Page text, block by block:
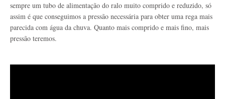
sempre um tubo de alimentação do ralo muito comprido e reduzido, só
assim é que conseguimos a pressão necessária para obter uma rega mais
parecida com água da chuva. Quanto mais comprido e mais fino, mais
pressão teremos.